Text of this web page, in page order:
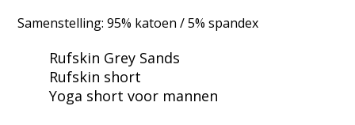
Samenstelling: 95% katoen / 5% spandex
Rufskin Grey Sands
Rufskin short
Yoga short voor mannen